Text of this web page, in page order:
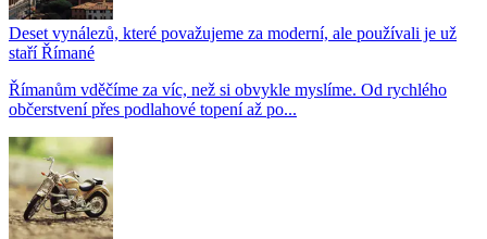
Deset vynálezů, které považujeme za moderní, ale používali je už
staří Římané
Římanům vděčíme za víc, než si obvykle myslíme. Od rychlého
občerstvení přes podlahové topení až po...